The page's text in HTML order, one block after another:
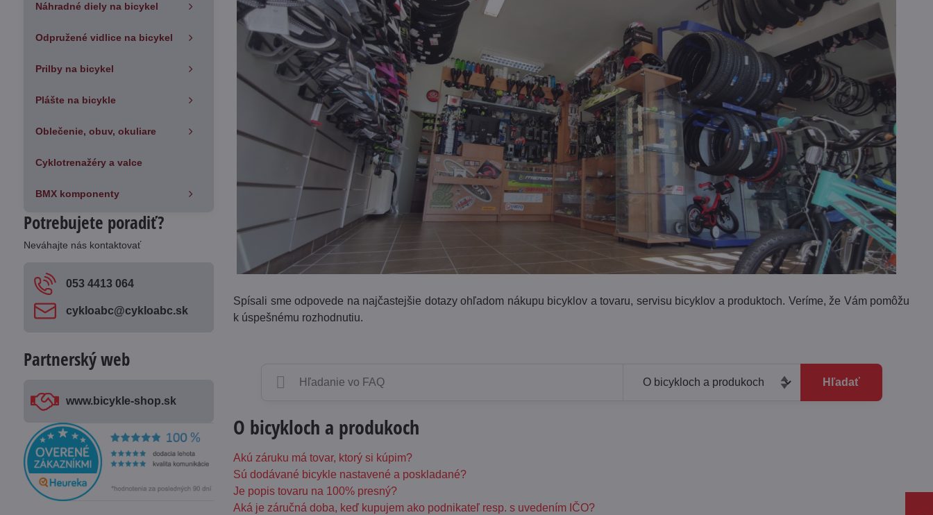
Spísali sme odpovede na najčastejšie dotazy ohľadom nákupu bicyklov a tovaru, servisu bicyklov a produktoch. Veríme, že Vám pomôžu
k úspešnému rozhodnutiu.
Hľadať
O bicykloch a produkoch
Akú záruku má tovar, ktorý si kúpim?
Sú dodávané bicykle nastavené a poskladané?
Je popis tovaru na 100% presný?
Aká je záručná doba, keď kupujem ako podnikateľ resp. s uvedením IČO?
Náhradné diely na bicykel
Odpružené vidlice na bicykel
Prilby na bicykel
Plášte na bicykle
Oblečenie, obuv, okuliare
Cyklotrenažéry a valce
BMX komponenty
Potrebujete poradiť?
Neváhajte nás kontaktovať
053 4413 064
cykloabc​@cykloabc​.sk
Partnerský web
www​.bicykle-shop​.sk